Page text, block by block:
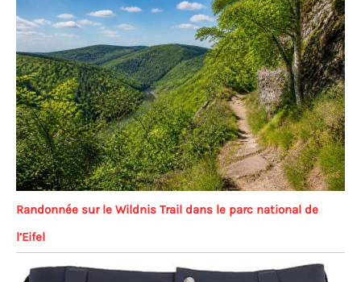
Randonnée sur le Wildnis Trail dans le parc national de
l’Eifel